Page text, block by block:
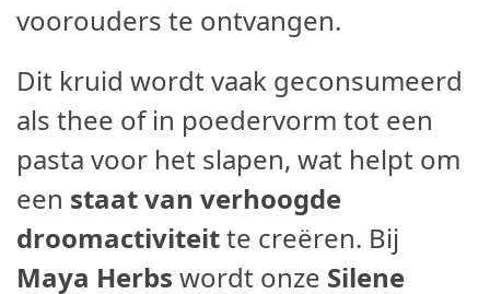
voorouders te ontvangen.
Dit kruid wordt vaak geconsumeerd
als thee of in poedervorm tot een
pasta voor het slapen, wat helpt om
een staat van verhoogde
droomactiviteitte creëren. Bij
Maya Herbs wordt onze Silene